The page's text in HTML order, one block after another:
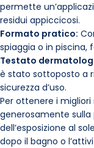
permette
residui appiccicosi.
Formato pratico:
spiaggia o in piscina,
Testato
è stato sottoposto a
sicurezza d’uso.
Per ottenere i
generosamente
dell’esposizione al
dopo il bagno o